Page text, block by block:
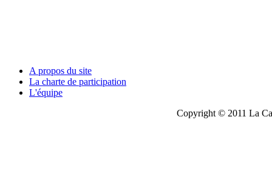
A propos du site
La charte de participation
L'équipe
Copyright © 2011 La